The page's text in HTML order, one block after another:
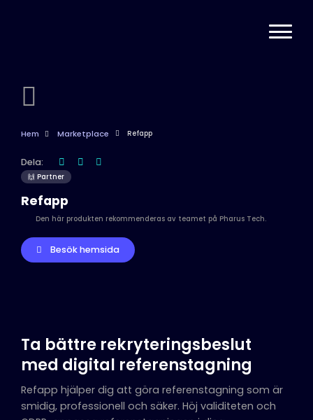
Hem Marketplace Refapp
Dela:
🙌 Partner
Refapp
Den här produkten rekommenderas av teamet på Pharus Tech.
Besök hemsida
Ta bättre rekryteringsbeslut
med digital referenstagning
Refapp hjälper dig att göra referenstagning som är
smidig, professionell och säker. Höj validiteten och